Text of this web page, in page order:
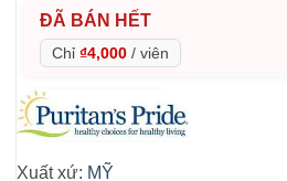
ĐÃ BÁN HẾT
Chỉ ₫4,000 / viên
Xuất xứ: MỸ